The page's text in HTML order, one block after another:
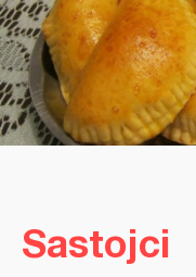
Sastojci